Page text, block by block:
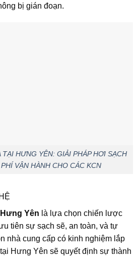
bị gián đoạn.
HƯNG YÊN: GIẢI PHÁP HƠI SẠCH
VẬN HÀNH CHO CÁC KCN
Yên là lựa chọn chiến lược
tiên sự sạch sẽ, an toàn, và tự
nhà cung cấp có kinh nghiệm lắp
Hưng Yên sẽ quyết định sự thành